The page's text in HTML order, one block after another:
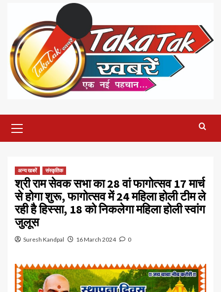
Menu
अन्य खबरें संस्कृतिक
श्री राम सेवक सभा का 28 वां फागोत्सव 17 मार्च
से होगा शुरू, फागोत्सव में 24 महिला होली टीम ले
रही है हिस्सा, 18 को निकलेगा महिला होली स्वांग
जुलूस
Suresh Kandpal 16 March 2024 0